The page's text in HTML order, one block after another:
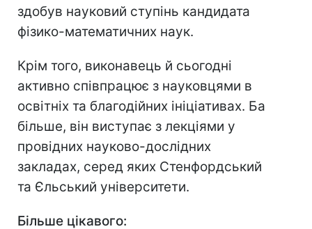
здобув науковий ступінь кандидата
фізико-математичних наук.
Крім того, виконавець й сьогодні
активно співпрацює з науковцями в
освітніх та благодійних ініціативах. Ба
більше, він виступає з лекціями у
провідних науково-дослідних
закладах, серед яких Стенфордський
та Єльський університети.
Більше цікавого: